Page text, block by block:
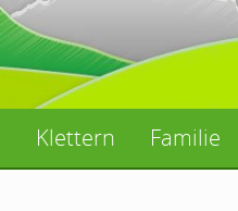
Klettern Familie